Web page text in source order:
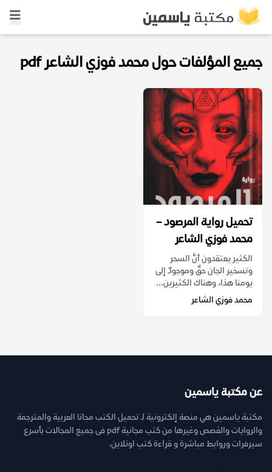
جميع المؤلفات حول محمد فوزي الشاعر pdf
تحميل رواية المرصود –
محمد فوزي الشاعر
الكثير يعتقدون أنَّ السحر
وتسخير الجان حقٌ وموجودٌ إلى
يومنا هذا، وهناك الكثيرين...
محمد فوزي الشاعر
عن مكتبة ياسمين
مكتبة ياسمين هي منصة إلكترونية لـ تحميل الكتب مجانا العربية والمترجمة
والروايات والقصص وغيرها من كتب مجانية pdf فى جميع المجالات بأسرع
سيرفرات وروابط مباشرة و قراءة كتب اونلاين.